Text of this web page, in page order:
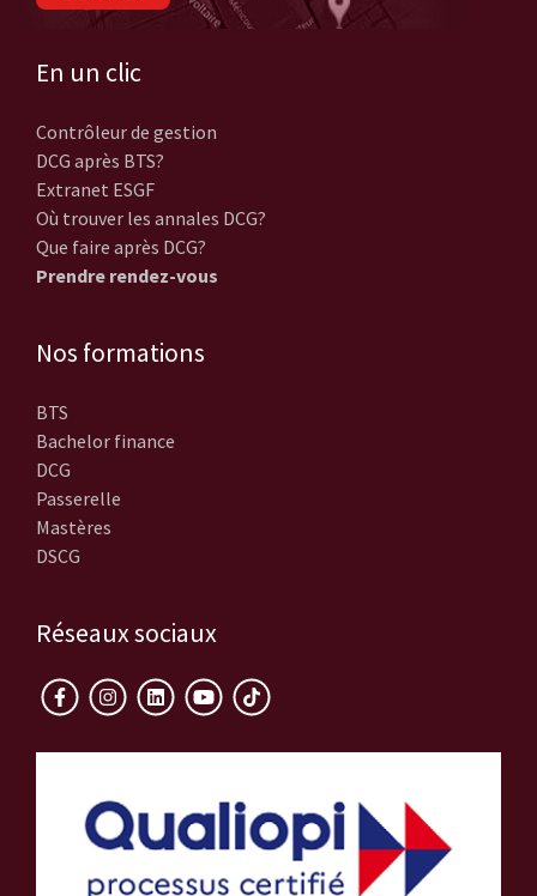
En un clic
Contrôleur de gestion
DCG après BTS?
Extranet ESGF
Où trouver les annales DCG?
Que faire après DCG?
Prendre rendez-vous
Nos formations
BTS
Bachelor finance
DCG
Passerelle
Mastères
DSCG
Réseaux sociaux